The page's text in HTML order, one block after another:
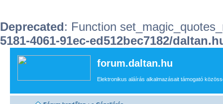
Deprecated: Function
5181-4061-91ec-ed512bec7182/
forum.daltan.hu
Elektronikus aláírás alkalmazásait támogató